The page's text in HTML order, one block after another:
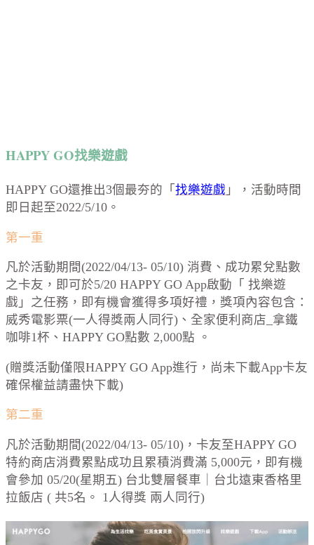
HAPPY GO找樂遊戲
HAPPY GO還推出3個最夯的「找樂遊戲 」，活動時間
即日起至2022/5/10。
第一重
凡於活動期間(2022/04/13- 05/10) 消費、成功累兌點數
之卡友，即可於5/20 HAPPY GO App啟動「 找樂遊
戲」之任務，即有機會獲得多項好禮，獎項內容包含：
威秀電影票(一人得獎兩人同行)、全家便利商店_拿鐵
咖啡1杯、HAPPY GO點數 2,000點 。
(贈獎活動僅限HAPPY GO App進行，尚未下載App卡友
確保權益請盡快下載)
第二重
凡於活動期間(2022/04/13- 05/10)，卡友至HAPPY GO
特約商店消費累點成功且累積消費滿 5,000元，即有機
會參加 05/20(星期五) 台北雙層餐車｜台北遠東香格里
拉飯店 ( 共5名。 1人得獎 兩人同行)